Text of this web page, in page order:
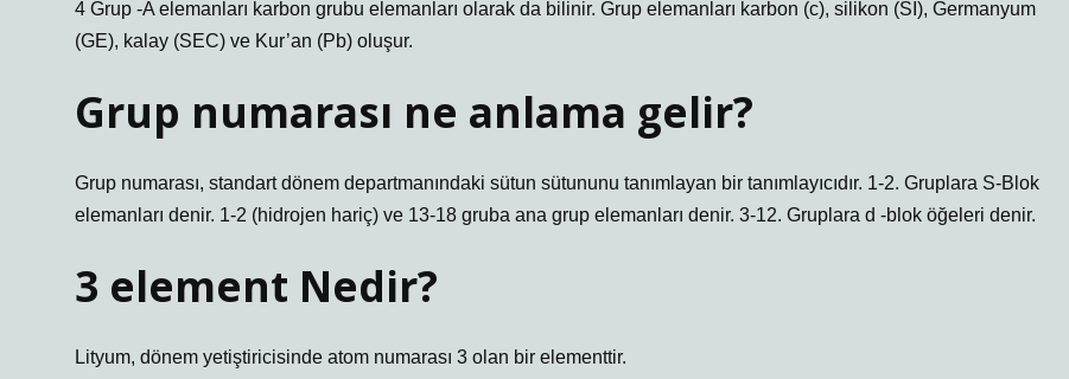
4 Grup -A elemanları karbon grubu elemanları olarak da bilinir. Grup elemanları karbon (c), silikon (SI), Germanyum
(GE), kalay (SEC) ve Kur’an (Pb) oluşur.
Grup numarası ne anlama gelir?
Grup numarası, standart dönem departmanındaki sütun sütununu tanımlayan bir tanımlayıcıdır. 1-2. Gruplara S-Blok
elemanları denir. 1-2 (hidrojen hariç) ve 13-18 gruba ana grup elemanları denir. 3-12. Gruplara d -blok öğeleri denir.
3 element Nedir?
Lityum, dönem yetiştiricisinde atom numarası 3 olan bir elementtir.